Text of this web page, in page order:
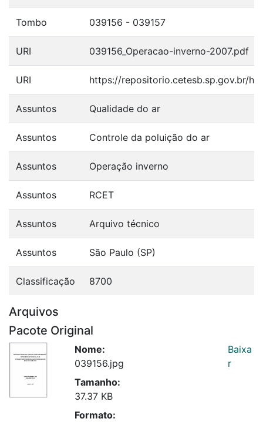
Tombo 039156 - 039157
URI 039156_Operacao-inverno-2007.pdf
URI https://repositorio.cetesb.sp.gov.br/
Assuntos Qualidade do ar
Assuntos Controle da poluição do ar
Assuntos Operação inverno
Assuntos RCET
Assuntos Arquivo técnico
Assuntos São Paulo (SP)
Classificação 8700
Arquivos
Pacote Original
Nome:
039156.jpg
Tamanho:
37.37 KB
Formato:
Baixa
r